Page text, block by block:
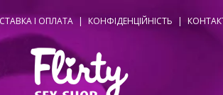
І ОПЛАТА | КОНФІДЕНЦІЙНІСТЬ |